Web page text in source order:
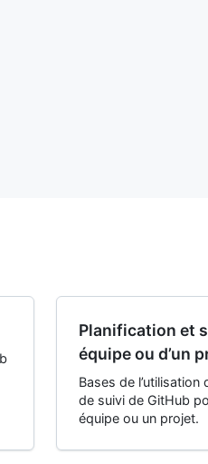
Planification et
équipe ou d’un
Bases de
de suivi de GitHub
équipe ou un projet.